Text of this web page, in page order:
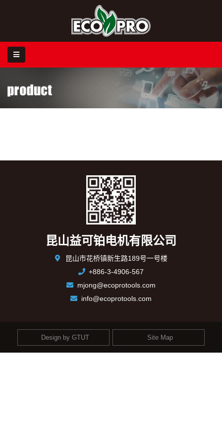
昆山益可铂电机有限公司
昆山市花桥镇新生路189号一号楼
+886-3-4906-567
mjong@ecoprotools.com
info@ecoprotools.com
Design by GTUT Site Map